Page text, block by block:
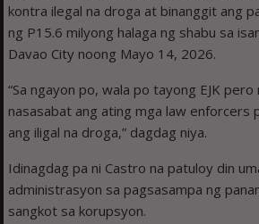
kontra ilegal na droga at binanggit ang
ng P15.6 milyong halaga ng shabu sa
Davao City noong Mayo 14, 2026.
“Sa ngayon po, wala po tayong EJK
nasasabat ang ating mga law enforcers
ang iligal na droga,” dagdag niya.
Idinagdag pa ni Castro na patuloy din
administrasyon sa pagsasampa ng
sangkot sa korupsyon.